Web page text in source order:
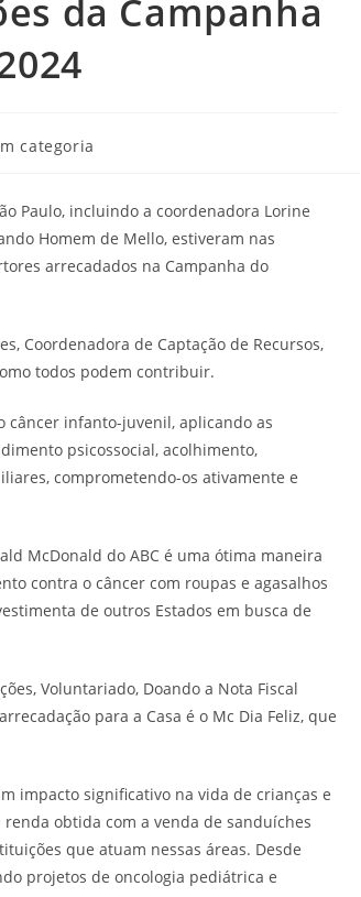
da Campanha
categoria
Paulo, incluindo a coordenadora Lorine
Homem de Mello, estiveram nas
arrecadados na Campanha do
Coordenadora de Captação de Recursos,
todos podem contribuir.
infanto-juvenil, aplicando as
psicossocial, acolhimento,
comprometendo-os ativamente e
McDonald do ABC é uma ótima maneira
contra o câncer com roupas e agasalhos
de outros Estados em busca de
Voluntariado, Doando a Nota Fiscal
para a Casa é o Mc Dia Feliz, que
impacto significativo na vida de crianças e
obtida com a venda de sanduíches
que atuam nessas áreas. Desde
projetos de oncologia pediátrica e